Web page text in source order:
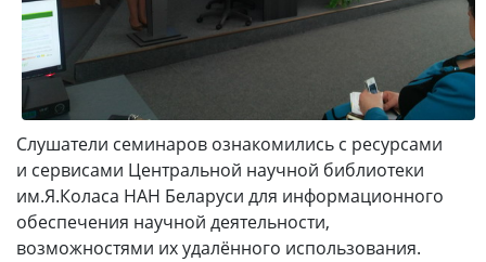
Слушатели семинаров ознакомились с ресурсами
и сервисами Центральной научной библиотеки
им.Я.Коласа НАН Беларуси для информационного
обеспечения научной деятельности,
возможностями их удалённого использования.